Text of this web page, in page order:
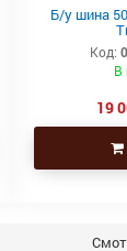
Б/у шина
Код:
В
19